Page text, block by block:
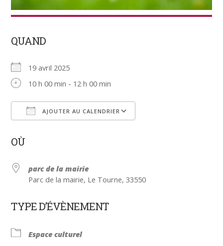
QUAND
19 avril 2025
10 h 00 min - 12 h 00 min
AJOUTER AU CALENDRIER
OÙ
parc de la mairie
Parc de la mairie, Le Tourne, 33550
TYPE D’ÉVÈNEMENT
Espace culturel